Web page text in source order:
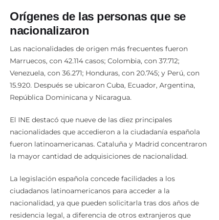
Orígenes de las personas que se
nacionalizaron
Las nacionalidades de origen más frecuentes fueron
Marruecos, con 42.114 casos; Colombia, con 37.712;
Venezuela, con 36.271; Honduras, con 20.745; y Perú, con
15.920. Después se ubicaron Cuba, Ecuador, Argentina,
República Dominicana y Nicaragua.
El INE destacó que nueve de las diez principales
nacionalidades que accedieron a la ciudadanía española
fueron latinoamericanas. Cataluña y Madrid concentraron
la mayor cantidad de adquisiciones de nacionalidad.
La legislación española concede facilidades a los
ciudadanos latinoamericanos para acceder a la
nacionalidad, ya que pueden solicitarla tras dos años de
residencia legal, a diferencia de otros extranjeros que